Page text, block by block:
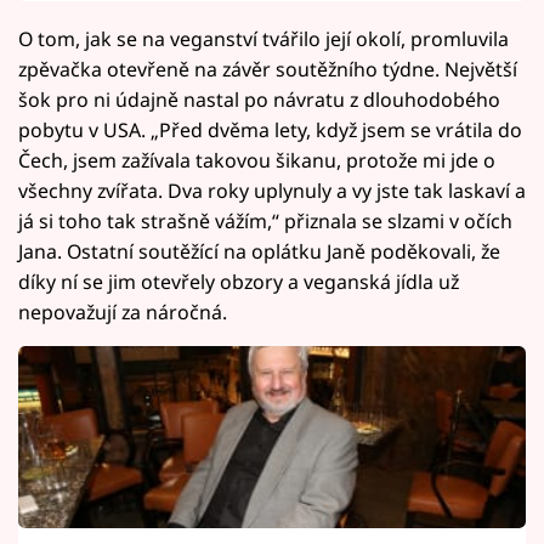
O tom, jak se na veganství tvářilo její okolí, promluvila
zpěvačka otevřeně na závěr soutěžního týdne. Největší
šok pro ni údajně nastal po návratu z dlouhodobého
pobytu v USA. „Před dvěma lety, když jsem se vrátila do
Čech, jsem zažívala takovou šikanu, protože mi jde o
všechny zvířata. Dva roky uplynuly a vy jste tak laskaví a
já si toho tak strašně vážím,“ přiznala se slzami v očích
Jana. Ostatní soutěžící na oplátku Janě poděkovali, že
díky ní se jim otevřely obzory a veganská jídla už
nepovažují za náročná.